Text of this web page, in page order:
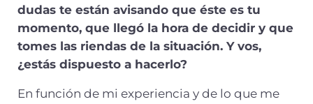
dudas te están avisando que éste es tu
momento, que llegó la hora de decidir y que
tomes las riendas de la situación. Y vos,
¿estás dispuesto a hacerlo?
En función de mi experiencia y de lo que me